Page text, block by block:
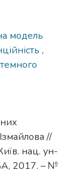
модель
,
//
нац. ун-
2017. – №